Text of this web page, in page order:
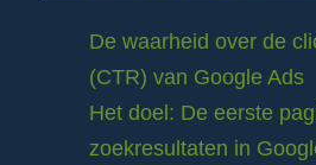
De waarheid over de
(CTR) van Google Ads
Het doel: De eerste
zoekresultaten in